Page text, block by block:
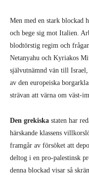
Men med en stark blockad
och bege sig mot Italien.
blodtörstig regim och
Netanyahu och Kyriakos
självutnämnd vän till
av den europeiska
strävan att värna om väst-
Den grekiska staten har
härskande klassens
framgår av försöket att
deltog i en pro-palestinsk
denna blockad visar så